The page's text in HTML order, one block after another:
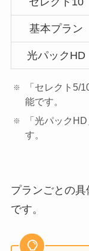
基本プラン
光パックHD
「セレクト5/
能です。
「光パック
す。
プランごとの
です。